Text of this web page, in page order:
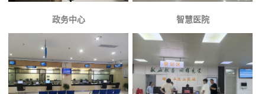
政务中心 智慧医院